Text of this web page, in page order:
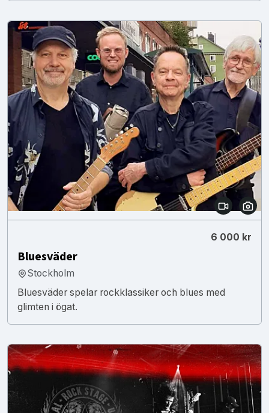
6 000 kr
Bluesväder
Stockholm
Bluesväder spelar rockklassiker och blues med
glimten i ögat.